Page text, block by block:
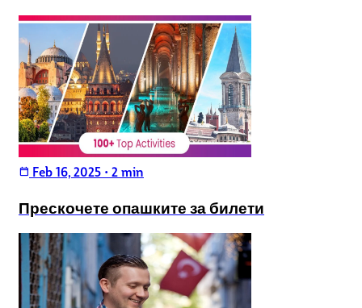
calendar_today Feb 16, 2025 • 2 min
Прескочете опашките за билети